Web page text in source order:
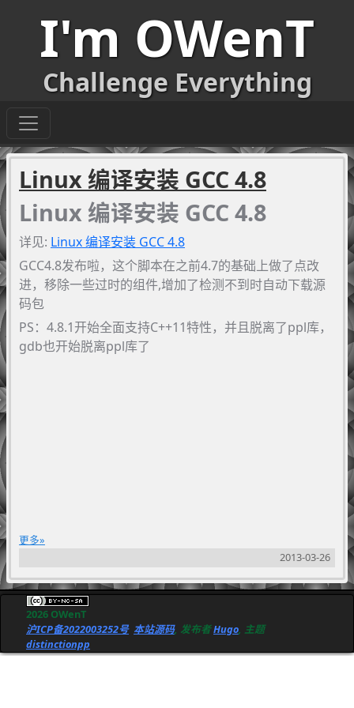
I'm OWenT
Challenge Everything
Linux 编译安装 GCC 4.8
Linux 编译安装 GCC 4.8
详见: Linux 编译安装 GCC 4.8
GCC4.8发布啦，这个脚本在之前4.7的基础上做了点改
进，移除一些过时的组件,增加了检测不到时自动下载源
码包
PS：4.8.1开始全面支持C++11特性，并且脱离了ppl库，
gdb也开始脱离ppl库了
更多
2013-03-26
2026 OWenT
沪ICP备2022003252号 本站源码, 发布者Hugo , 主题
distinctionpp